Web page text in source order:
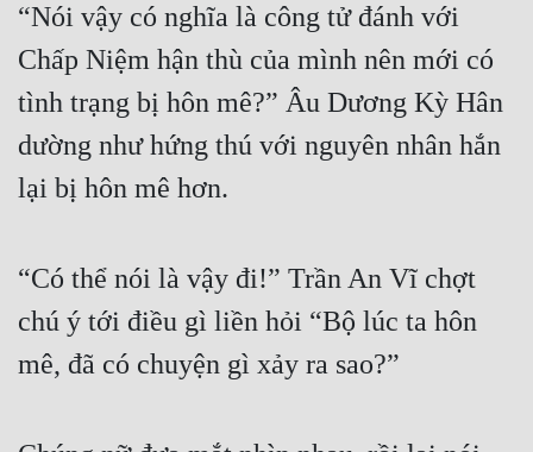
“Nói vậy có nghĩa là công tử đánh với
Chấp Niệm hận thù của mình nên mới có
tình trạng bị hôn mê?” Âu Dương Kỳ Hân
dường như hứng thú với nguyên nhân hắn
lại bị hôn mê hơn.
“Có thể nói là vậy đi!” Trần An Vĩ chợt
chú ý tới điều gì liền hỏi “Bộ lúc ta hôn
mê, đã có chuyện gì xảy ra sao?”